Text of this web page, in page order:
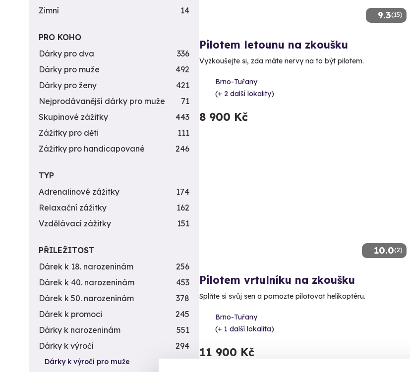
9.3(15)
Pilotem letounu na zkoušku
Vyzkoušejte si, zda máte nervy na to být pilotem.
Brno-Tuřany
(+ 2 další lokality)
8 900 Kč
10.0(2)
Pilotem vrtulníku na zkoušku
Splňte si svůj sen a pomozte pilotovat helikoptéru.
Brno-Tuřany
(+ 1 další lokalita)
11 900 Kč
Zimní
14
PRO KOHO
Dárky pro dva
336
Dárky pro muže
492
Dárky pro ženy
421
Nejprodávanější dárky pro muže
71
Skupinové zážitky
443
Zážitky pro děti
111
Zážitky pro handicapované
246
TYP
Adrenalinové zážitky
174
Relaxační zážitky
162
Vzdělávací zážitky
151
PŘILEŽITOST
Dárek k 18. narozeninám
256
Dárek k 40. narozeninám
453
Dárek k 50. narozeninám
378
Dárek k promoci
245
Dárky k narozeninám
551
Dárky k výročí
294
Dárky k výročí pro muže 195